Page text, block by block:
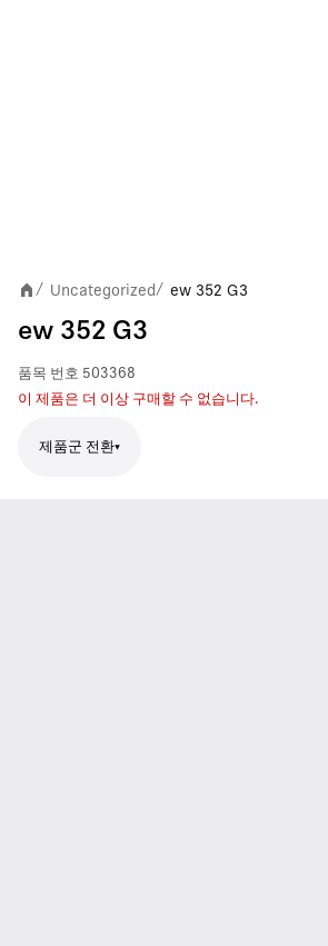
/ Uncategorized / ew 352 G3
ew 352 G3
품목 번호 503368
이 제품은 더 이상 구매할 수 없습니다.
제품군 전환